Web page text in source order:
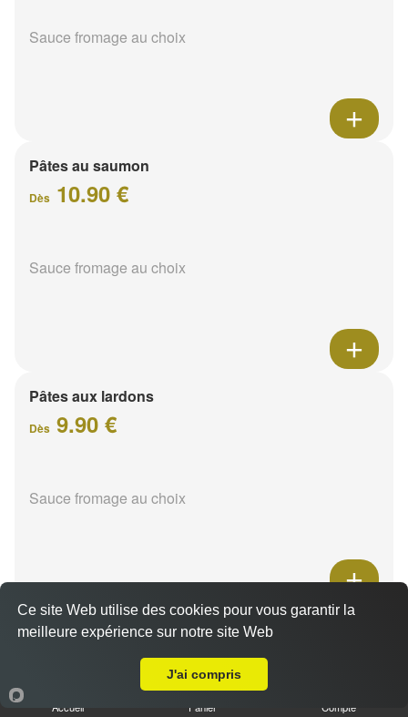
Sauce fromage au choix
Pâtes au saumon
Dès 10.90 €
Sauce fromage au choix
Pâtes aux lardons
Dès 9.90 €
Sauce fromage au choix
Pâtes au poulet
Accueil Panier Compte
Ce site Web utilise des cookies pour vous garantir la
meilleure expérience sur notre site Web
J'ai compris